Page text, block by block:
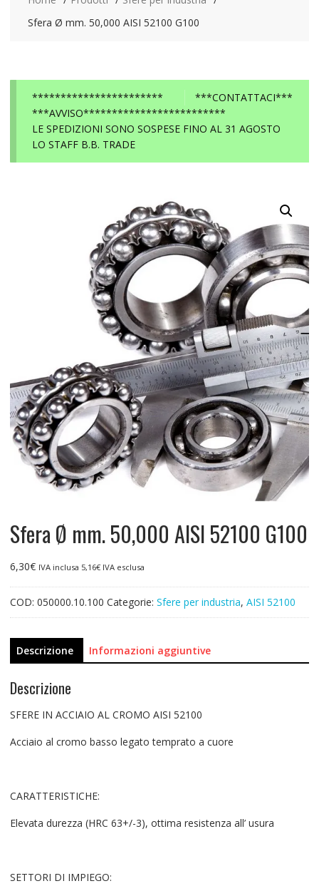
Sfera Ø mm. 50,000 AISI 52100 G100
***CONTATTACI***
***********************
***AVVISO*************************
LE SPEDIZIONI SONO SOSPESE FINO AL 31 AGOSTO
LO STAFF B.B. TRADE
Sfera Ø mm. 50,000 AISI 52100 G100
6,30€ IVA inclusa 5,16€IVA esclusa
COD: 050000.10.100 Categorie: Sfere per industria, AISI 52100
Descrizione Informazioni aggiuntive
Descrizione
SFERE IN ACCIAIO AL CROMO AISI 52100
Acciaio al cromo basso legato temprato a cuore
CARATTERISTICHE:
Elevata durezza (HRC 63+/-3), ottima resistenza all’ usura
SETTORI DI IMPIEGO: